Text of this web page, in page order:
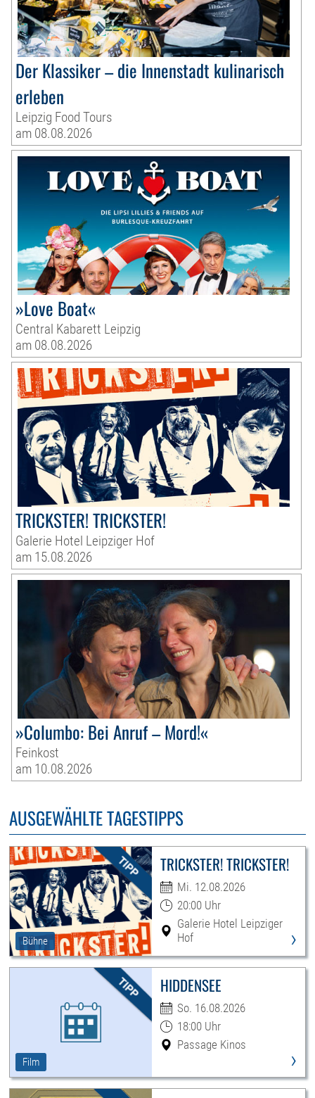
Der Klassiker – die Innenstadt kulinarisch
erleben
Leipzig Food Tours
am 08.08.2026
»Love Boat«
Central Kabarett Leipzig
am 08.08.2026
TRICKSTER! TRICKSTER!
Galerie Hotel Leipziger Hof
am 15.08.2026
»Columbo: Bei Anruf – Mord!«
Feinkost
am 10.08.2026
AUSGEWÄHLTE TAGESTIPPS
Bühne
TRICKSTER! TRICKSTER!
Mi. 12.08.2026
20:00 Uhr
Galerie Hotel Leipziger
Hof
›
Film
HIDDENSEE
So. 16.08.2026
18:00 Uhr
Passage Kinos
›